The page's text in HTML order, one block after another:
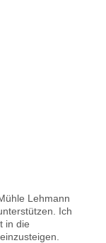
Lehmann
Ich
in die